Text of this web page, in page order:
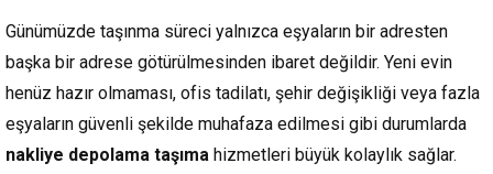
Günümüzde taşınma süreci yalnızca eşyaların bir adresten
başka bir adrese götürülmesinden ibaret değildir. Yeni evin
henüz hazır olmaması, ofis tadilatı, şehir değişikliği veya fazla
eşyaların güvenli şekilde muhafaza edilmesi gibi durumlarda
nakliye depolama taşıma hizmetleri büyük kolaylık sağlar.